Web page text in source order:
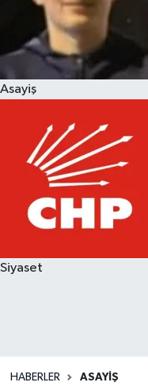
Asayiş
Siyaset
HABERLER ASAYIŞ